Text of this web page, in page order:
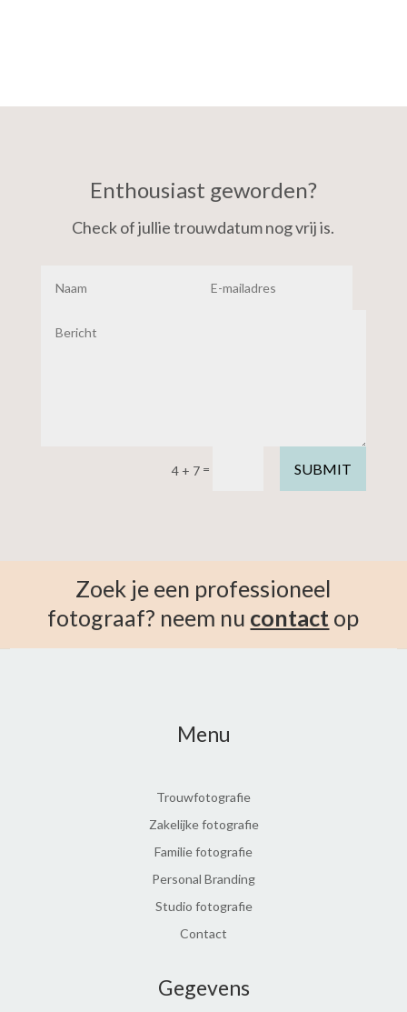
Enthousiast geworden?
Check of jullie trouwdatum nog vrij is.
4 + 7 = SUBMIT
Zoek je een professioneel
fotograaf? neem nu contact op
Menu
Trouwfotografie
Zakelijke fotografie
Familie fotografie
Personal Branding
Studio fotografie
Contact
Gegevens